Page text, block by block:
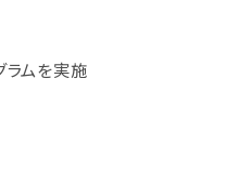
ラムを実施